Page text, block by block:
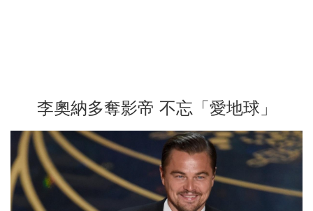
李奧納多奪影帝 不忘「愛地球」